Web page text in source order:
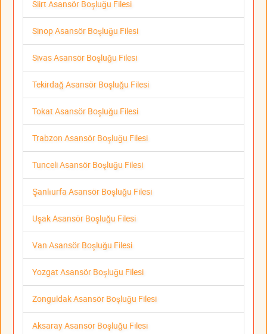
Siirt Asansör Boşluğu Filesi
Sinop Asansör Boşluğu Filesi
Sivas Asansör Boşluğu Filesi
Tekirdağ Asansör Boşluğu Filesi
Tokat Asansör Boşluğu Filesi
Trabzon Asansör Boşluğu Filesi
Tunceli Asansör Boşluğu Filesi
Şanlıurfa Asansör Boşluğu Filesi
Uşak Asansör Boşluğu Filesi
Van Asansör Boşluğu Filesi
Yozgat Asansör Boşluğu Filesi
Zonguldak Asansör Boşluğu Filesi
Aksaray Asansör Boşluğu Filesi